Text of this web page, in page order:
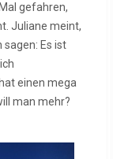
gefahren,
Juliane meint,
sagen: Es ist
einen mega
man mehr?